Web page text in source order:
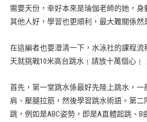
需要天份，幸好本來是𤦎伽老師的她，
其他人好，學習也更順利，最大難關係然
在這編者也要澄清一下，水泳社的課程流
天就挑戰10米高台跳水﹗請放十萬個心﹗﹗
首先，第一堂跳水係最好先陸上跳水，一
肩、壓腿拉筋，然後學習跳水術語。第二
跳，例如是ABC姿勢，即是A直體起跳、B